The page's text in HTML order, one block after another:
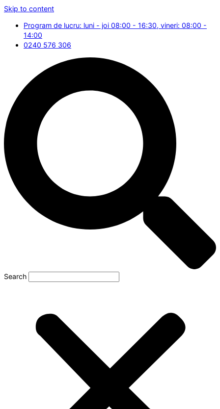
Skip to content
Program de lucru: luni - joi 08:00 - 16:30, vineri: 08:00 -
14:00
0240 576 306
Search